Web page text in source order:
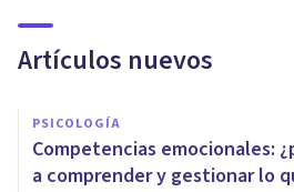
Artículos nuevos
PSICOLOGÍA
Competencias emocionales:
a comprender y gestionar lo